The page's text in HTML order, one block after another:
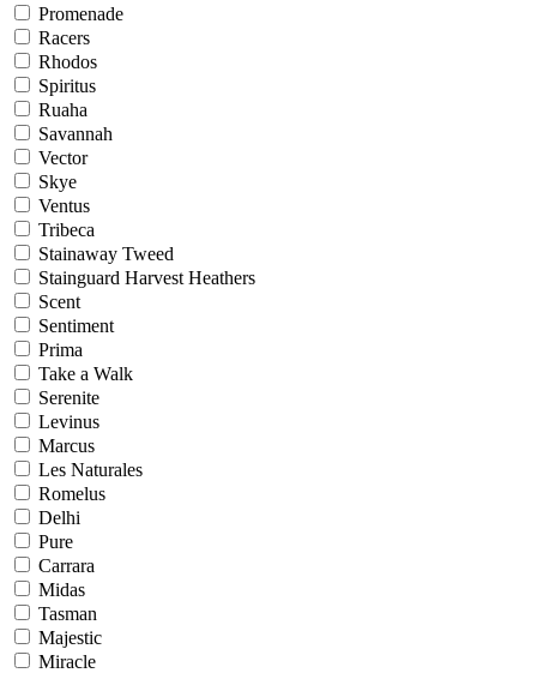
Promenade
Racers
Rhodos
Spiritus
Ruaha
Savannah
Vector
Skye
Ventus
Tribeca
Stainaway Tweed
Stainguard Harvest Heathers
Scent
Sentiment
Prima
Take a Walk
Serenite
Levinus
Marcus
Les Naturales
Romelus
Delhi
Pure
Carrara
Midas
Tasman
Majestic
Miracle